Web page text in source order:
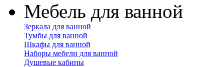
Мебель для ванной
Зеркала для ванной
Тумбы для ванной
Шкафы для ванной
Наборы мебели для ванной
Душевые кабины